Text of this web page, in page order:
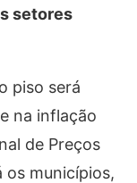
setores
piso será
na inflação
de Preços
os municípios,